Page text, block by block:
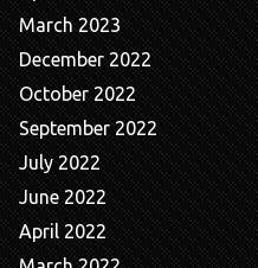
March 2023
December 2022
October 2022
September 2022
July 2022
June 2022
April 2022